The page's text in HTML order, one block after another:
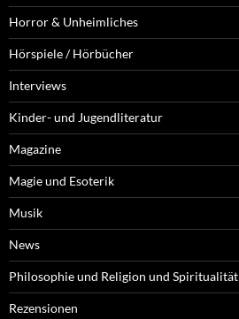
Horror & Unheimliches
Hörspiele / Hörbücher
Interviews
Kinder- und Jugendliteratur
Magazine
Magie und Esoterik
Musik
News
Philosophie und Religion und Spiritualität
Rezensionen